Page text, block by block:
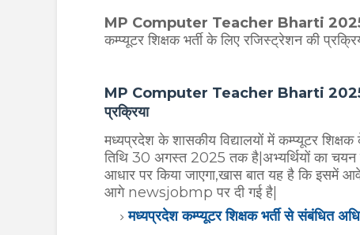
MP Computer Teacher Bharti
कम्प्यूटर शिक्षक भर्ती के लिए रजिस्ट्रेशन की
MP Computer Teacher Bharti 2025|
प्रक्रिया
मध्यप्रदेश के शासकीय विद्यालयों में कम्प्यूटर
तिथि 30 अगस्त 2025 तक है|अभ्यर्थियों का चयन
आधार पर किया जाएगा,खास बात यह है कि इसमें
आगे newsjobmp पर दी गई है|
मध्यप्रदेश कम्प्यूटर शिक्षक भर्ती से संबंधित